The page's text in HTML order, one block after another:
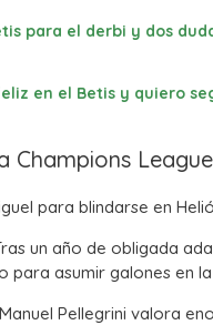
para el derbi y dos
en el Betis y quiero
Champions League
para blindarse en
un año de obligada
para asumir galones en
Manuel Pellegrini valora